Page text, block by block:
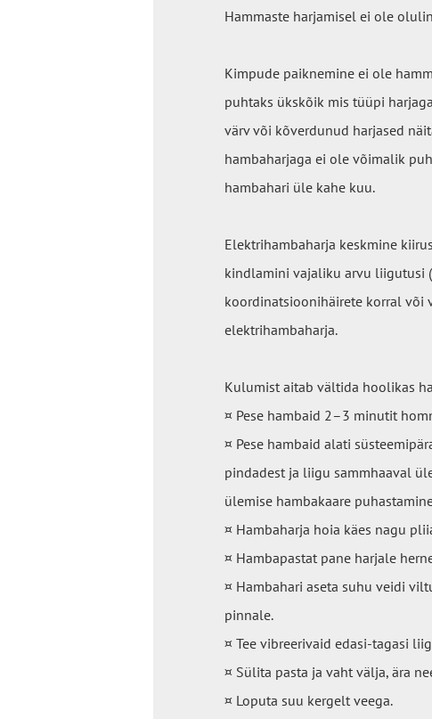
Hammaste harjamisel ei ole
Kimpude paiknemine ei ole
puhtaks ükskõik mis tüüpi
värv või kõverdunud harjased
hambaharjaga ei ole võimalik
hambahari üle kahe kuu.
Elektrihambaharja keskmine
kindlamini vajaliku arvu liigutusi
koordinatsioonihäirete korral või
elektrihambaharja.
Kulumist aitab vältida hoolikas
¤ Pese hambaid 2–3 minutit
¤ Pese hambaid alati
pindadest ja liigu sammhaaval
ülemise hambakaare
¤ Hambaharja hoia käes nagu
¤ Hambapastat pane harjale
¤ Hambahari aseta suhu veidi
pinnale.
¤ Tee vibreerivaid edasi-tagasi
¤ Sülita pasta ja vaht välja, ära
¤ Loputa suu kergelt veega.